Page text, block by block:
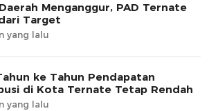
Menganggur, PAD Ternate
Target
yang lalu
ke Tahun Pendapatan
di Kota Ternate Tetap Rendah
yang lalu